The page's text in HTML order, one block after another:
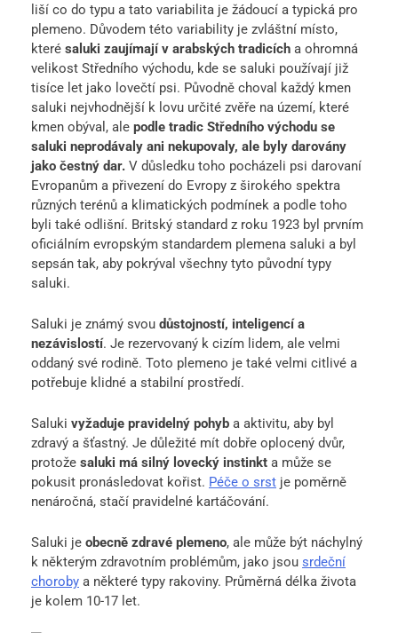
liší co do typu a tato variabilita je žádoucí a typická pro
plemeno. Důvodem této variability je zvláštní místo,
které saluki zaujímají v arabských tradicích a ohromná
velikost Středního východu, kde se saluki používají již
tisíce let jako lovečtí psi. Původně choval každý kmen
saluki nejvhodnější k lovu určité zvěře na území, které
kmen obýval, ale podle tradic Středního východu se
saluki neprodávaly ani nekupovaly, ale byly darovány
jako čestný dar. V důsledku toho pocházeli psi darovaní
Evropanům a přivezení do Evropy z širokého spektra
různých terénů a klimatických podmínek a podle toho
byli také odlišní. Britský standard z roku 1923 byl prvním
oficiálním evropským standardem plemena saluki a byl
sepsán tak, aby pokrýval všechny tyto původní typy
saluki.
Saluki je známý svou důstojností, inteligencí a
nezávislostí. Je rezervovaný k cizím lidem, ale velmi
oddaný své rodině. Toto plemeno je také velmi citlivé a
potřebuje klidné a stabilní prostředí.
Saluki vyžaduje pravidelný pohyb a aktivitu, aby byl
zdravý a šťastný. Je důležité mít dobře oplocený dvůr,
protože saluki má silný lovecký instinkt a může se
pokusit pronásledovat kořist. Péče o srst je poměrně
nenáročná, stačí pravidelné kartáčování.
Saluki je obecně zdravé plemeno, ale může být náchylný
k některým zdravotním problémům, jako jsou srdeční
choroby a některé typy rakoviny. Průměrná délka života
je kolem 10-17 let.